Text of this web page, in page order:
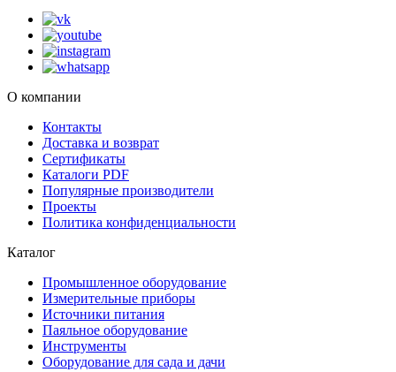
О компании
Контакты
Доставка и возврат
Сертификаты
Каталоги PDF
Популярные производители
Проекты
Политика конфиденциальности
Каталог
Промышленное оборудование
Измерительные приборы
Источники питания
Паяльное оборудование
Инструменты
Оборудование для сада и дачи